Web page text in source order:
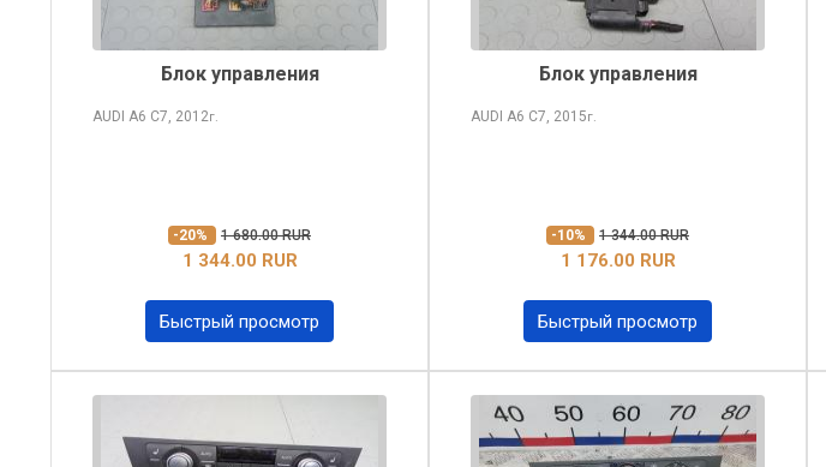
Блок управления
AUDI A6 C7, 2012г.
-20% 1 680.00 RUR
1 344.00 RUR
Быстрый просмотр
Блок управления
AUDI A6 C7, 2015г.
-10% 1 344.00 RUR
1 176.00 RUR
Быстрый просмотр